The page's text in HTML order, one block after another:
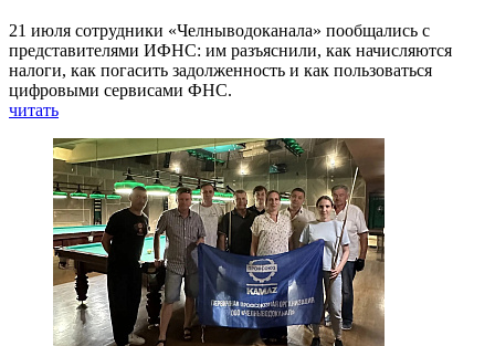
21 июля сотрудники «Челныводоканала» пообщались с
представителями ИФНС: им разъяснили, как начисляются
налоги, как погасить задолженность и как пользоваться
цифровыми сервисами ФНС.
читать